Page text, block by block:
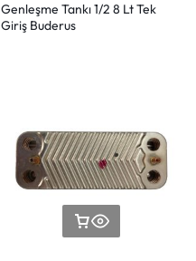
Genleşme Tankı 1/2 8 Lt Tek
Giriş Buderus